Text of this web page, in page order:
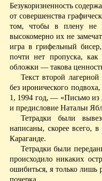
Безукоризненность
от совершенства
том, чтобы в плену не
высокомерно их не
игра в грифельный
почти нет пропуска,
обложки — такова
Текст второй лагерной
без иронического
1, 1994 год, — «Письмо из
и предисловие Натальи
Тетрадки были
написаны, скорее всего,
Караганде.
Тетрадки были
происходило никаких
ошибиться, я только лишь
почерка.